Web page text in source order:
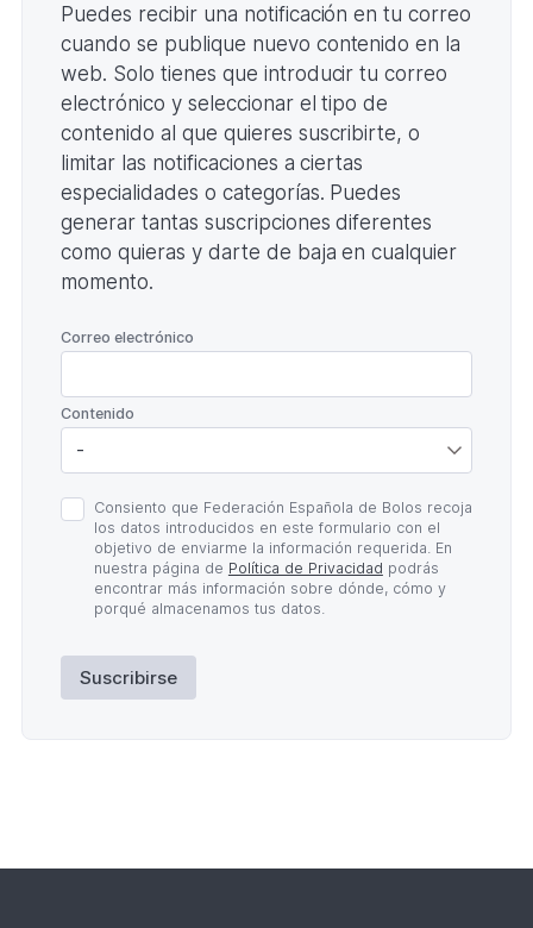
Puedes recibir una notificación en tu correo
cuando se publique nuevo contenido en la
web. Solo tienes que introducir tu correo
electrónico y seleccionar el tipo de
contenido al que quieres suscribirte, o
limitar las notificaciones a ciertas
especialidades o categorías. Puedes
generar tantas suscripciones diferentes
como quieras y darte de baja en cualquier
momento.
Correo electrónico
Contenido
Política
de
Privacidad
Consiento que Federación Española de Bolos recoja
los datos introducidos en este formulario con el
objetivo de enviarme la información requerida. En
nuestra página de Política de Privacidad podrás
encontrar más información sobre dónde, cómo y
porqué almacenamos tus datos.
Suscribirse